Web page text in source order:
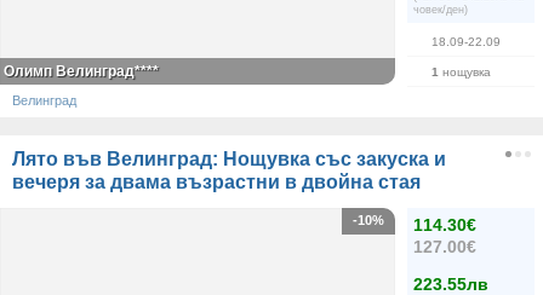
човек/ден)
18.09-22.09
1 нощувка
Олимп Велинград****
Велинград
Лято във Велинград: Нощувка със закуска и
вечеря за двама възрастни в двойна стая
114.30€
127.00€
223.55лв
-10%